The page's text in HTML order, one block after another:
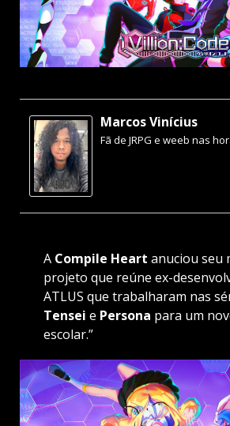
Marcos Vinícius
Fã de JRPG e weeb nas
A Compile Heart anuciou seu
projeto que reúne ex-
ATLUS que trabalharam nas
Tensei e Persona para um
escolar.”